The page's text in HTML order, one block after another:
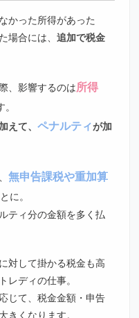
かった所得があった
場合には、追加で税金
、影響するのは所得
えて、ペナルティが加
無申告課税や重加算
に。
ティ分の金額を多く払
対して掛かる税金も高
レディの仕事。
じて、税金金額・申告
きくなります。